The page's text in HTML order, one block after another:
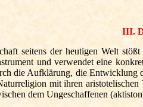
III.
seitens der heutigen Welt
und verwendet eine
die Aufklärung, die
mit ihren
dem Ungeschaffenen